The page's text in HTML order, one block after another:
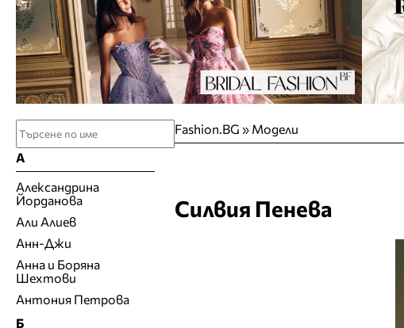
Fashion.BG » Модели
Силвия Пенева
А
Александрина
Йорданова
Али Алиев
Анн-Джи
Анна и Боряна
Шехтови
Антония Петрова
Б